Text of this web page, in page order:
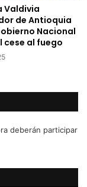
Valdivia
de Antioquia
Nacional
cese al fuego
deberán participar